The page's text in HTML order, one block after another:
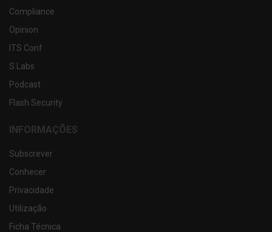
Compliance
Opinion
ITS Conf
S.Labs
Podcast
Flash Security
INFORMAÇÕES
Subscrever
Conhecer
Privacidade
Utilização
Ficha Técnica